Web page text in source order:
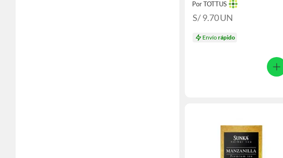
Por TOTTUS
S/ 9.70UN
Envíorápido